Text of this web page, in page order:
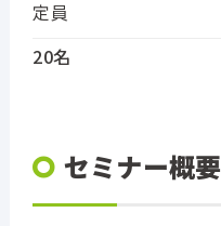
定員
20名
セミナー概要